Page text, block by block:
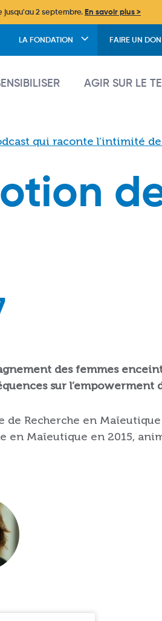
jusqu'au 2 septembre. En savoir plus >
LA FONDATION FAIRE UN DON
AGIR SUR LE
qui raconte l’intimité
des femmes
sur l’empowerment
de Recherche en
en Maïeutique en 2015,